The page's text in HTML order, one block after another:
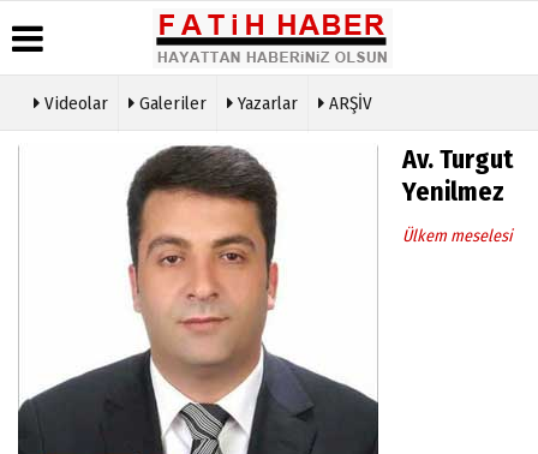
Haberleri
Biyografiler
Künye
İletişim
Politikası
Videolar Galeriler Yazarlar ARŞİV
Av. Turgut
Yenilmez
Ülkem meselesi